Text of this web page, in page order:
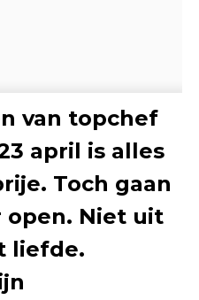
van topchef
april is alles
Toch gaan
open. Niet uit
liefde.